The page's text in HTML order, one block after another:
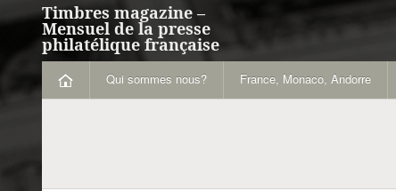
Timbres magazine –
Mensuel de la presse
philatélique française
Qui sommes nous? France, Monaco, Andorre